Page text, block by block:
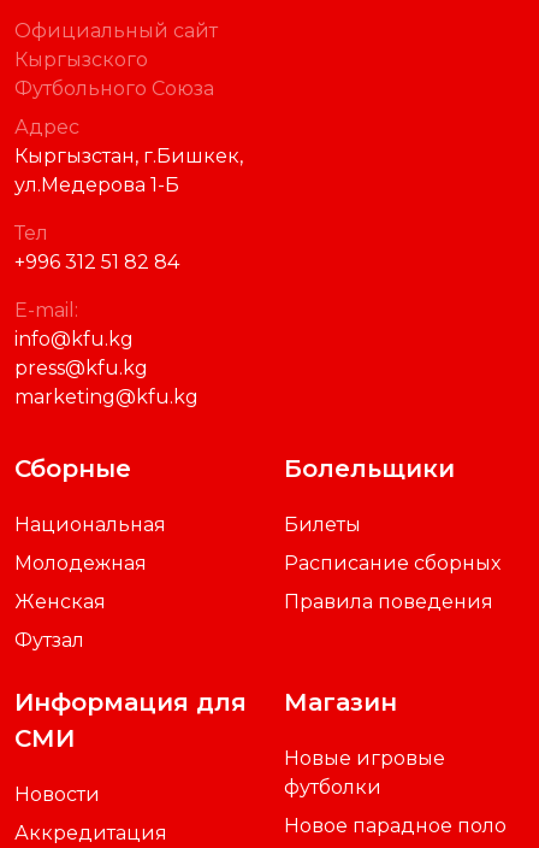
Официальный сайт
Кыргызского
Футбольного Союза
Адрес
Кыргызстан, г.Бишкек,
ул.Медерова 1-Б
Тел
+996 312 51 82 84
E-mail:
info@kfu.kg
press@kfu.kg
marketing@kfu.kg
Сборные
Национальная
Молодежная
Женская
Футзал
Болельщики
Билеты
Расписание сборных
Правила поведения
Информация для
СМИ
Новости
Аккредитация
Магазин
Новые игровые
футболки
Новое парадное поло